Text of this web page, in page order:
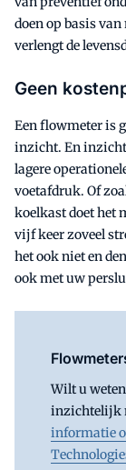
doen op basis
verlengt de
Geen
Een flowmeter is
inzicht. En inzicht
lagere
voetafdruk. Of
koelkast doet het
vijf keer zoveel
het ook niet en
ook met uw
Wilt u
inzichtelijk
informatie